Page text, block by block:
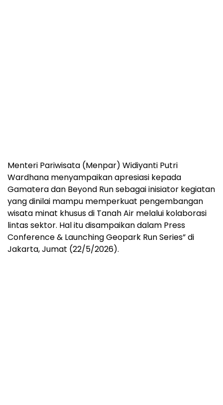
Menteri Pariwisata (Menpar) Widiyanti Putri
Wardhana menyampaikan apresiasi kepada
Gamatera dan Beyond Run sebagai inisiator kegiatan
yang dinilai mampu memperkuat pengembangan
wisata minat khusus di Tanah Air melalui kolaborasi
lintas sektor. Hal itu disampaikan dalam Press
Conference & Launching Geopark Run Series” di
Jakarta, Jumat (22/5/2026).